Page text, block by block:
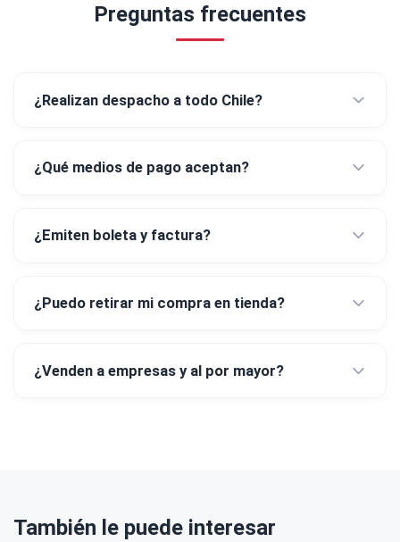
Preguntas frecuentes
¿Realizan despacho a todo Chile?
¿Qué medios de pago aceptan?
¿Emiten boleta y factura?
¿Puedo retirar mi compra en tienda?
¿Venden a empresas y al por mayor?
También le puede interesar